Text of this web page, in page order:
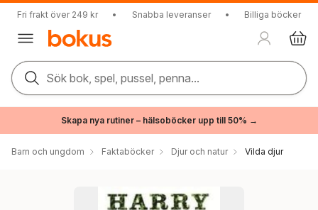
Fri frakt över 249 kr • Snabba leveranser • Billiga böcker
Sök bok, spel, pussel, penna...
Skapa nya rutiner – hälsoböcker upp till 50% →
Barn och ungdom Faktaböcker Djur och natur Vilda djur